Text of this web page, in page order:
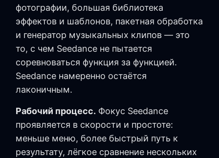
фотографии, большая библиотека
эффектов и шаблонов, пакетная обработка
и генератор музыкальных клипов — это
то, с чем Seedance не пытается
соревноваться функция за функцией.
Seedance намеренно остаётся
лаконичным.
Рабочий процесс. Фокус Seedance
проявляется в скорости и простоте:
меньше меню, более быстрый путь к
результату, лёгкое сравнение нескольких